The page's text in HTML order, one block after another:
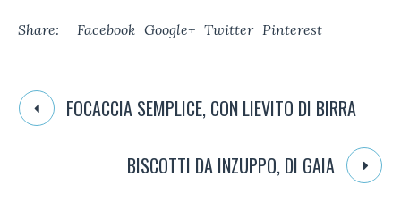
Share: Facebook Google+ Twitter Pinterest
FOCACCIA SEMPLICE, CON LIEVITO DI BIRRA
BISCOTTI DA INZUPPO, DI GAIA